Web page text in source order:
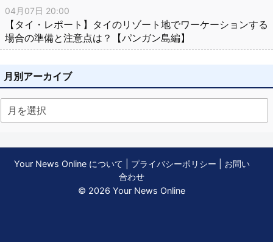
04月07日 20:00
【タイ・レポート】タイのリゾート地でワーケーションする
場合の準備と注意点は？【パンガン島編】
月別アーカイブ
Your News Online について プライバシーポリシー
お問い
合わせ
© 2026 Your News Online